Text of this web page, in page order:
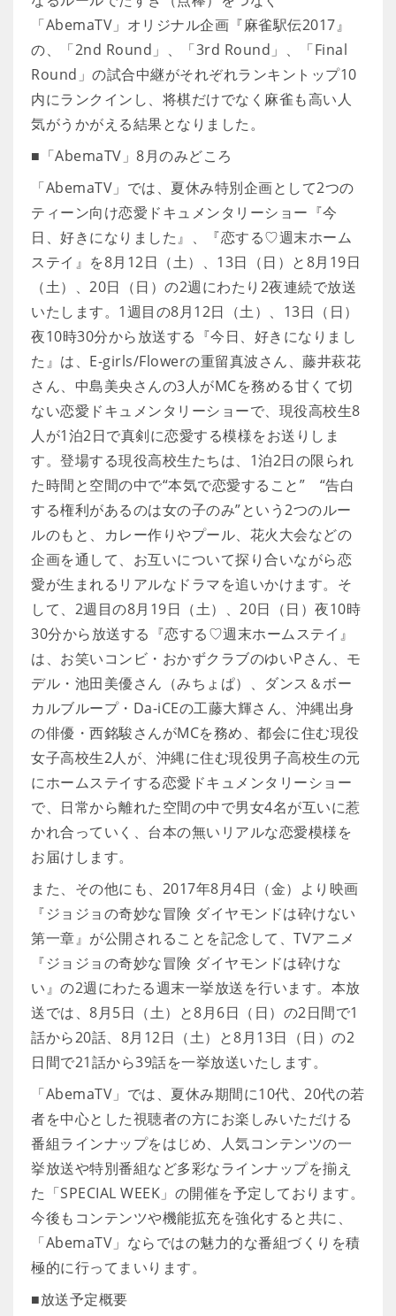
「AbemaTV」オリジナル企画『麻雀駅伝2017』
の、「2nd Round」、「3rd Round」、「Final
Round」の試合中継がそれぞれランキントップ10
内にランクインし、将棋だけでなく麻雀も高い人
気がうかがえる結果となりました。
■「AbemaTV」8月のみどころ
「AbemaTV」では、夏休み特別企画として2つの
ティーン向け恋愛ドキュメンタリーショー『今
日、好きになりました』、『恋する♡週末ホーム
ステイ』を8月12日（土）、13日（日）と8月19日
（土）、20日（日）の2週にわたり2夜連続で放送
いたします。1週目の8月12日（土）、13日（日）
夜10時30分から放送する『今日、好きになりまし
た』は、E-girls/Flowerの重留真波さん、藤井萩花
さん、中島美央さんの3人がMCを務める甘くて切
ない恋愛ドキュメンタリーショーで、現役高校生8
人が1泊2日で真剣に恋愛する模様をお送りしま
す。登場する現役高校生たちは、1泊2日の限られ
た時間と空間の中で“本気で恋愛すること” “告白
する権利があるのは女の子のみ”という2つのルー
ルのもと、カレー作りやプール、花火大会などの
企画を通して、お互いについて探り合いながら恋
愛が生まれるリアルなドラマを追いかけます。そ
して、2週目の8月19日（土）、20日（日）夜10時
30分から放送する『恋する♡週末ホームステイ』
は、お笑いコンビ・おかずクラブのゆいPさん、モ
デル・池田美優さん（みちょぱ）、ダンス＆ボー
カルブループ・Da-iCEの工藤大輝さん、沖縄出身
の俳優・西銘駿さんがMCを務め、都会に住む現役
女子高校生2人が、沖縄に住む現役男子高校生の元
にホームステイする恋愛ドキュメンタリーショー
で、日常から離れた空間の中で男女4名が互いに惹
かれ合っていく、台本の無いリアルな恋愛模様を
お届けします。
また、その他にも、2017年8月4日（金）より映画
『ジョジョの奇妙な冒険 ダイヤモンドは砕けない
第一章』が公開されることを記念して、TVアニメ
『ジョジョの奇妙な冒険 ダイヤモンドは砕けな
い』の2週にわたる週末一挙放送を行います。本放
送では、8月5日（土）と8月6日（日）の2日間で1
話から20話、8月12日（土）と8月13日（日）の2
日間で21話から39話を一挙放送いたします。
「AbemaTV」では、夏休み期間に10代、20代の若
者を中心とした視聴者の方にお楽しみいただける
番組ラインナップをはじめ、人気コンテンツの一
挙放送や特別番組など多彩なラインナップを揃え
た「SPECIAL WEEK」の開催を予定しております。
今後もコンテンツや機能拡充を強化すると共に、
「AbemaTV」ならではの魅力的な番組づくりを積
極的に行ってまいります。
■放送予定概要